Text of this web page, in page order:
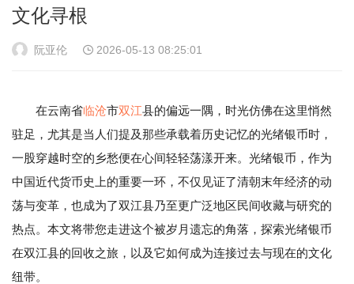
文化寻根
阮亚伦 2026-05-13 08:25:01
在云南省临沧市双江县的偏远一隅，时光仿佛在这里悄然
驻足，尤其是当人们提及那些承载着历史记忆的光绪银币时，
一股穿越时空的乡愁便在心间轻轻荡漾开来。光绪银币，作为
中国近代货币史上的重要一环，不仅见证了清朝末年经济的动
荡与变革，也成为了双江县乃至更广泛地区民间收藏与研究的
热点。本文将带您走进这个被岁月遗忘的角落，探索光绪银币
在双江县的回收之旅，以及它如何成为连接过去与现在的文化
纽带。